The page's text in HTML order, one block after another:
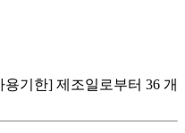
기한] 제조일로부터 36 개